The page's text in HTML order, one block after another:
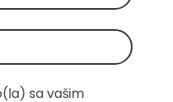
sa vašim